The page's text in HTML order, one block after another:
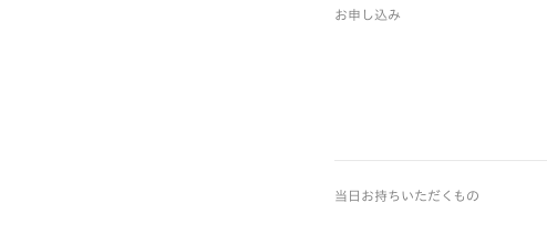
お申し込み
当日お持ちいただくもの